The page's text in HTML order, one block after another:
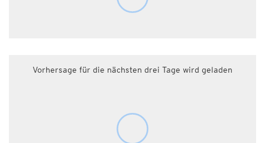
Vorhersage für die nächsten drei Tage wird geladen